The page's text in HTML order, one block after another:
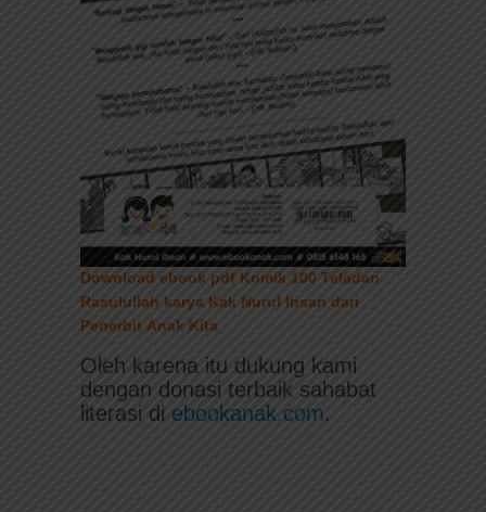
Download ebook pdf Komik 100 Teladan
Rasulullah karya Kak Nurul Ihsan dari
Penerbit Anak Kita
Oleh karena itu dukung kami
dengan donasi terbaik sahabat
literasi di ebookanak.com.